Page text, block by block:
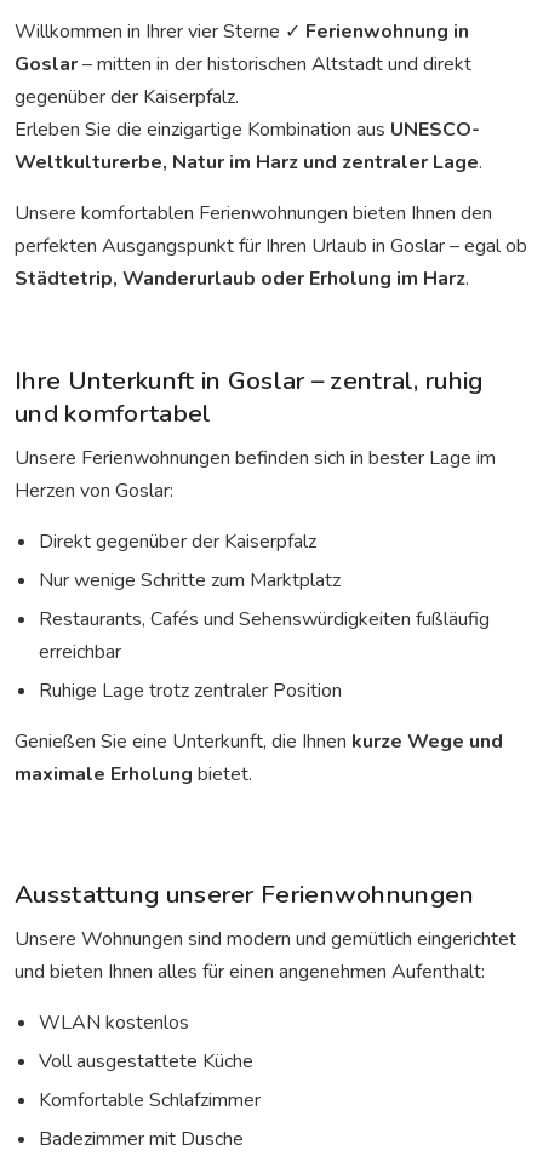
Willkommen in Ihrer vier Sterne ✓ Ferienwohnung in
Goslar– mitten in der historischen Altstadt und direkt
gegenüber der Kaiserpfalz.
Erleben Sie die einzigartige Kombination aus UNESCO-
Weltkulturerbe, Natur im Harz und zentraler Lage.
Unsere komfortablen Ferienwohnungen bieten Ihnen den
perfekten Ausgangspunkt für Ihren Urlaub in Goslar – egal ob
Städtetrip, Wanderurlaub oder Erholung im Harz.
Ihre Unterkunft in Goslar – zentral, ruhig
und komfortabel
Unsere Ferienwohnungen befinden sich in bester Lage im
Herzen von Goslar:
Direkt gegenüber der Kaiserpfalz
Nur wenige Schritte zum Marktplatz
Restaurants, Cafés und Sehenswürdigkeiten fußläufig
erreichbar
Ruhige Lage trotz zentraler Position
Genießen Sie eine Unterkunft, die Ihnen kurze Wege und
maximale Erholung bietet.
Ausstattung unserer Ferienwohnungen
Unsere Wohnungen sind modern und gemütlich eingerichtet
und bieten Ihnen alles für einen angenehmen Aufenthalt:
WLAN kostenlos
Voll ausgestattete Küche
Komfortable Schlafzimmer
Badezimmer mit Dusche